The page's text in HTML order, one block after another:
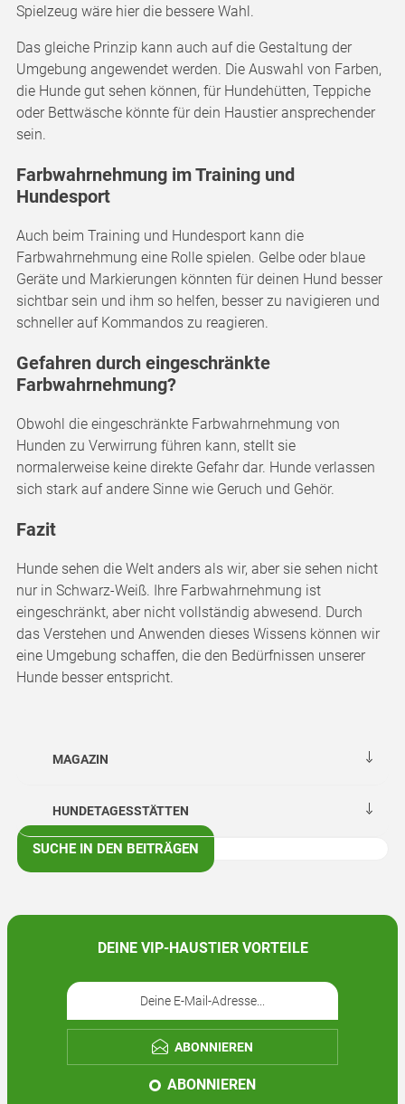
Spielzeug wäre hier die bessere Wahl.
Das gleiche Prinzip kann auch auf die Gestaltung der
Umgebung angewendet werden. Die Auswahl von Farben,
die Hunde gut sehen können, für Hundehütten, Teppiche
oder Bettwäsche könnte für dein Haustier ansprechender
sein.
Farbwahrnehmung im Training und
Hundesport
Auch beim Training und Hundesport kann die
Farbwahrnehmung eine Rolle spielen. Gelbe oder blaue
Geräte und Markierungen könnten für deinen Hund besser
sichtbar sein und ihm so helfen, besser zu navigieren und
schneller auf Kommandos zu reagieren.
Gefahren durch eingeschränkte
Farbwahrnehmung?
Obwohl die eingeschränkte Farbwahrnehmung von
Hunden zu Verwirrung führen kann, stellt sie
normalerweise keine direkte Gefahr dar. Hunde verlassen
sich stark auf andere Sinne wie Geruch und Gehör.
Fazit
Hunde sehen die Welt anders als wir, aber sie sehen nicht
nur in Schwarz-Weiß. Ihre Farbwahrnehmung ist
eingeschränkt, aber nicht vollständig abwesend. Durch
das Verstehen und Anwenden dieses Wissens können wir
eine Umgebung schaffen, die den Bedürfnissen unserer
Hunde besser entspricht.
MAGAZIN
HUNDETAGESSTÄTTEN
SUCHE IN DEN BEITRÄGEN
DEINE VIP-HAUSTIER VORTEILE
ABONNIEREN
ABONNIEREN